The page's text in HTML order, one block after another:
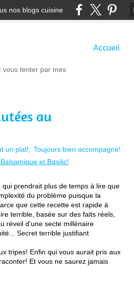
nos blogs cuisine
vous tenter par mes
Accueil
au
un plat! Toujours bien accompagné!
prendrait plus de temps à lire que
du problème puisque la
que cette recette est rapide à
terrible, basée sur des faits réels,
réveil d'une secte millénaire
Secret terrible justifiant
tripes! Enfin qui vous aurait pris aux
Et vous ne saurez jamais